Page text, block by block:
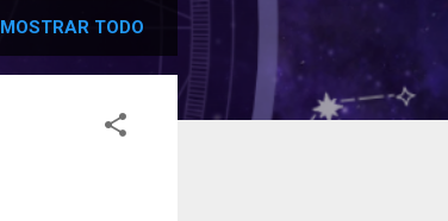
MOSTRAR TODO